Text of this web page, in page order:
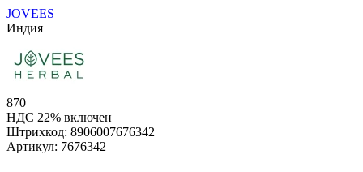
JOVEES
Индия
870
НДС 22% включен
Штрихкод: 8906007676342
Артикул: 7676342